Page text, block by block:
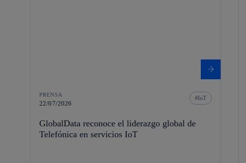
PRENSA
22/07/2026
IoT
GlobalData reconoce el liderazgo global de
Telefónica en servicios IoT